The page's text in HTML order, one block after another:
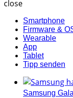
close
Smartphone
Firmware &
Wearable
App
Tablet
Tipp senden
Samsung